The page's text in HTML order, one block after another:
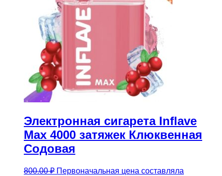
Электронная сигарета Inflave
Max 4000 затяжек Клюквенная
Содовая
800.00₽ Первоначальная цена составляла